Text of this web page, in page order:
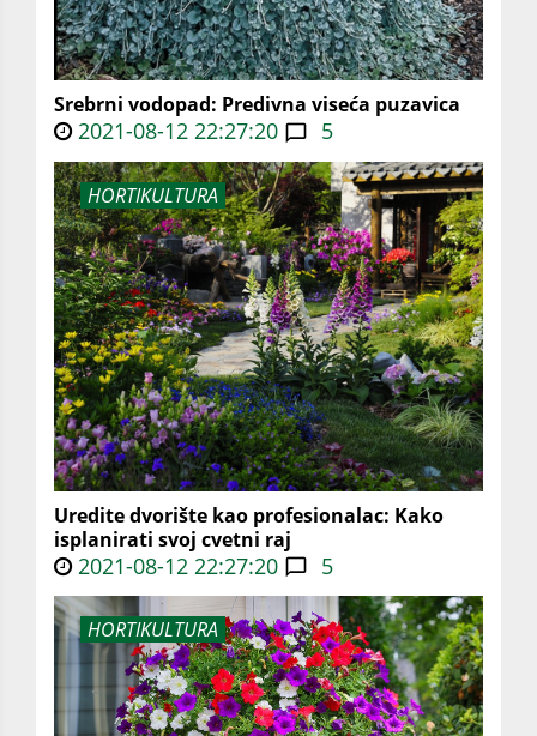
Srebrni vodopad: Predivna viseća puzavica
2021-08-12 22:27:20 5
HORTIKULTURA
Uredite dvorište kao profesionalac: Kako
isplanirati svoj cvetni raj
2021-08-12 22:27:20 5
HORTIKULTURA